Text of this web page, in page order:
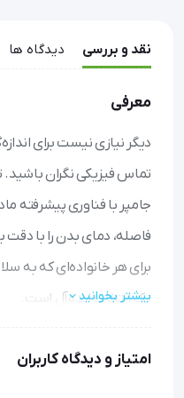
نقد و بررسی دیدگاه ها
معرفی
دیگر نیازی نیست برای
جامپر با فناوری پیشرفته
فاصله، دمای بدن را با دقت
برای هر خانواده‌ای که
یک انتخاب ایده‌آل است.
دمای بدن را در کسری از
بیشتر بخوانید
امتیاز و دیدگاه کاربران